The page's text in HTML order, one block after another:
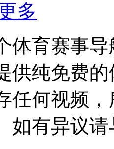
多
体育赛事
供纯免费
任何视频
如有异议